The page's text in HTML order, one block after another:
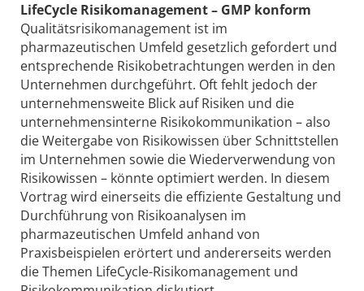
LifeCycle Risikomanagement – GMP konform
Qualitätsrisikomanagement ist im
pharmazeutischen Umfeld gesetzlich gefordert und
entsprechende Risikobetrachtungen werden in den
Unternehmen durchgeführt. Oft fehlt jedoch der
unternehmensweite Blick auf Risiken und die
unternehmensinterne Risikokommunikation – also
die Weitergabe von Risikowissen über Schnittstellen
im Unternehmen sowie die Wiederverwendung von
Risikowissen – könnte optimiert werden. In diesem
Vortrag wird einerseits die effiziente Gestaltung und
Durchführung von Risikoanalysen im
pharmazeutischen Umfeld anhand von
Praxisbeispielen erörtert und andererseits werden
die Themen LifeCycle-Risikomanagement und